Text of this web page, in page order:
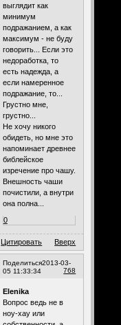
выглядит как
минимум
подражанием, а как
максимум - не буду
говорить... Если это
недоработка, то
есть надежда, а
если намеренное
подражание, то...
Грустно мне,
грустно...
Не хочу никого
обидеть, но мне это
напоминает древнее
библейское
изречение про чашу.
Внешность чаши
почистили, а внутри
она полна...
0
Цитировать Вверх
Поделиться
768
2013-03-
05 11:33:34
Elenika
Вопрос ведь не в
ноу-хау или